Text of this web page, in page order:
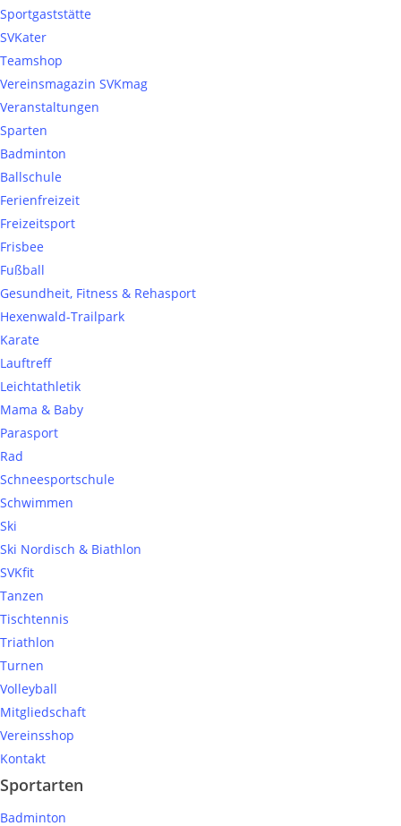
Sportgaststätte
SVKater
Teamshop
Vereinsmagazin SVKmag
Veranstaltungen
Sparten
Badminton
Ballschule
Ferienfreizeit
Freizeitsport
Frisbee
Fußball
Gesundheit, Fitness & Rehasport
Hexenwald-Trailpark
Karate
Lauftreff
Leichtathletik
Mama & Baby
Parasport
Rad
Schneesportschule
Schwimmen
Ski
Ski Nordisch & Biathlon
SVKfit
Tanzen
Tischtennis
Triathlon
Turnen
Volleyball
Mitgliedschaft
Vereinsshop
Kontakt
Sportarten
Badminton